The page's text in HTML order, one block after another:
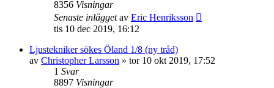
8356 Visningar
Senaste inläggetav Eric Henriksson
tis 10 dec 2019, 16:12
Ljustekniker sökes Öland 1/8 (ny tråd)
av Christopher Larsson » tor 10 okt 2019, 17:52
1 Svar
8897 Visningar